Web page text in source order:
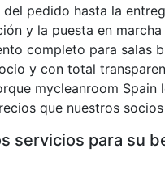
del pedido hasta la
y la puesta en marcha
completo para salas
y con total
mycleanroom Spain
que nuestros
servicios para su